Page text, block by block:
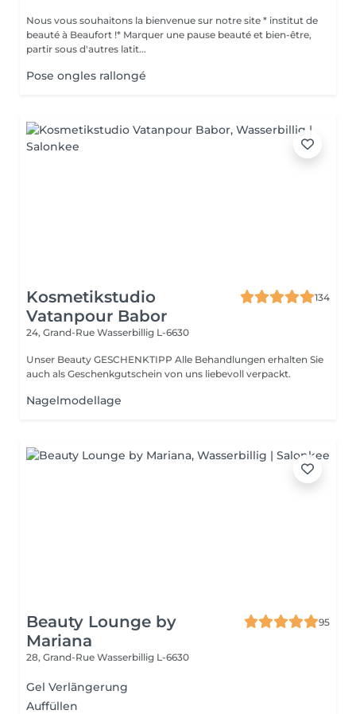
Nous vous souhaitons la bienvenue sur notre site * institut de
beauté à Beaufort !* Marquer une pause beauté et bien-être,
partir sous d'autres latit...
Pose ongles rallongé
Kosmetikstudio
Vatanpour Babor
134
24, Grand-Rue Wasserbillig L-6630
Unser Beauty GESCHENKTIPP Alle Behandlungen erhalten Sie
auch als Geschenkgutschein von uns liebevoll verpackt.
Nagelmodellage
Beauty Lounge by
Mariana
95
28, Grand-Rue Wasserbillig L-6630
Gel Verlãngerung
Auffüllen